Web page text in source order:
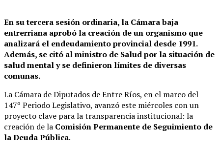
En su tercera sesión ordinaria, la Cámara baja
entrerriana aprobó la creación de un organismo que
analizará el endeudamiento provincial desde 1991.
Además, se citó al ministro de Salud por la situación de
salud mental y se definieron límites de diversas
comunas.
La Cámara de Diputados de Entre Ríos, en el marco del
147º Periodo Legislativo, avanzó este miércoles con un
proyecto clave para la transparencia institucional: la
creación de la Comisión Permanente de Seguimiento de
la Deuda Pública.